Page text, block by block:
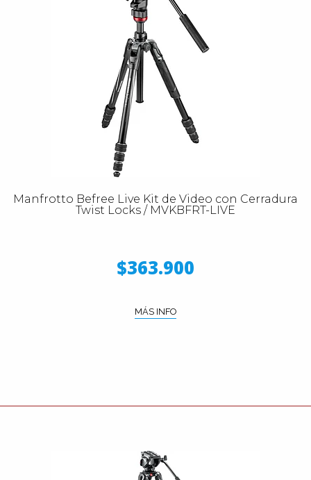
Manfrotto Befree Live Kit de Video con Cerradura
Twist Locks / MVKBFRT-LIVE
$363.900
MÁS INFO